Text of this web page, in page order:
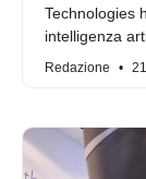
Technologies
intelligenza
Redazione